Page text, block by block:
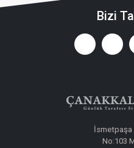
Bizi
İsmetpaşa
No:103